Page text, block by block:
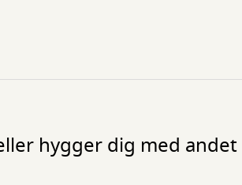
hygger dig med